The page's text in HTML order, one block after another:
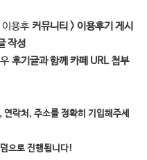
용후 커뮤니티 > 이용후기 게시
작성
후기글과 함께 카페 URL 첨부
락처, 주소를 정확히 기입해주세
으로 진행됩니다!